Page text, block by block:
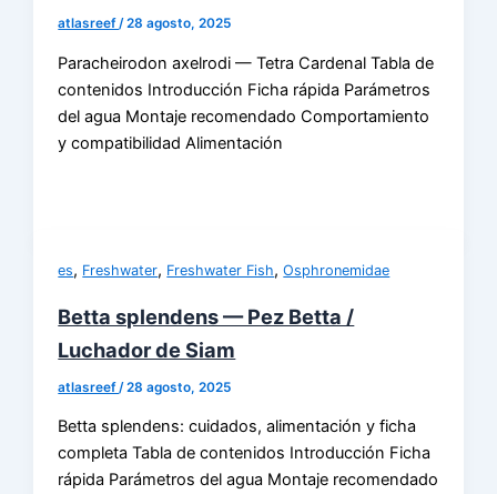
atlasreef/28 agosto, 2025
Paracheirodon axelrodi — Tetra Cardenal Tabla de
contenidos Introducción Ficha rápida Parámetros
del agua Montaje recomendado Comportamiento
y compatibilidad Alimentación
es, Freshwater, Freshwater Fish,Osphronemidae
Betta splendens — Pez Betta /
Luchador de Siam
atlasreef /28 agosto, 2025
Betta splendens: cuidados, alimentación y ficha
completa Tabla de contenidos Introducción Ficha
rápida Parámetros del agua Montaje recomendado